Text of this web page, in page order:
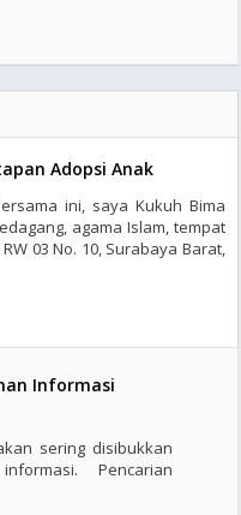
Adopsi Anak
ini, saya Kukuh Bima
agama Islam, tempat
03 No. 10, Surabaya Barat,
Informasi
sering disibukkan
Pencarian